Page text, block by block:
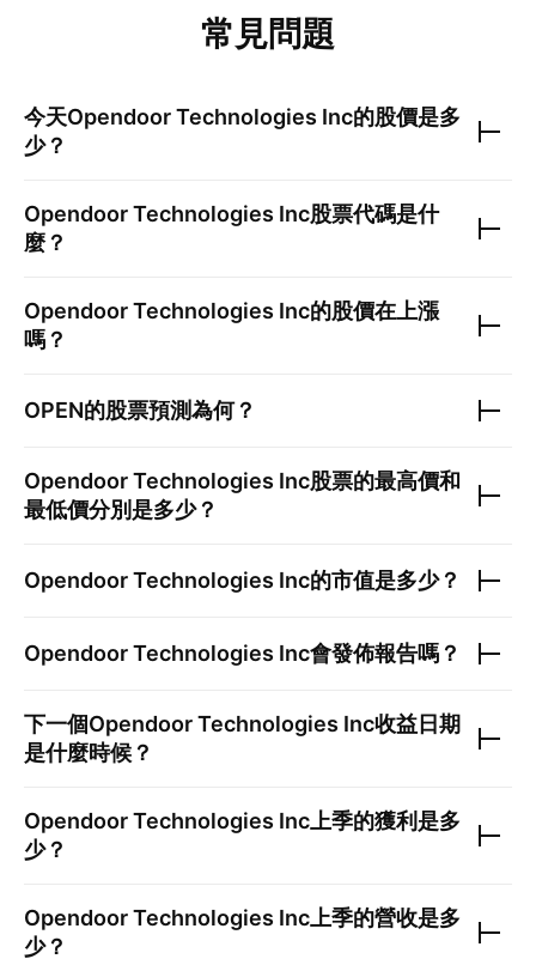
常見問題
今天Opendoor Technologies Inc的股價是多
少？
Opendoor Technologies Inc股票代碼是什
麼？
Opendoor Technologies Inc的股價在上漲
嗎？
OPEN的股票預測為何？
Opendoor Technologies Inc股票的最高價和
最低價分別是多少？
Opendoor Technologies Inc的市值是多少？
Opendoor Technologies Inc會發佈報告嗎？
下一個Opendoor Technologies Inc收益日期
是什麼時候？
Opendoor Technologies Inc 上季的獲利是多
少？
Opendoor Technologies Inc 上季的營收是多
少？